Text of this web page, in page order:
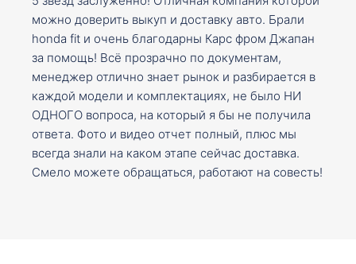
можно доверить выкуп и доставку авто. Брали
honda fit и очень благодарны Карс фром Джапан
за помощь! Всё прозрачно по документам,
менеджер отлично знает рынок и разбирается в
каждой модели и комплектациях, не было НИ
ОДНОГО вопроса, на который я бы не получила
ответа. Фото и видео отчет полный, плюс мы
всегда знали на каком этапе сейчас доставка.
Смело можете обращаться, работают на совесть!